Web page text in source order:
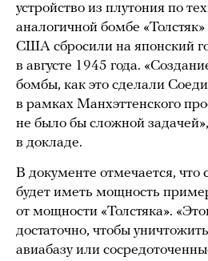
устройство из плутония по
аналогичной бомбе
США сбросили на японский
в августе 1945 года.
бомбы, как это сделали
в рамках Манхэттенского
не было бы сложной
в докладе.
В документе отмечается, что
будет иметь мощность
от мощности «Толстяка».
достаточно, чтобы
авиабазу или